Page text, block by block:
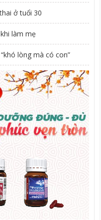
ở tuổi 30
làm mẹ
lòng mà có con”